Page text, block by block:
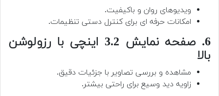
ویدیوهای روان و باکیفیت.
امکانات حرفه ای برای کنترل دستی تنظیمات.
6. صفحه نمایش 3.2 اینچی با رزولوشن
بالا
مشاهده و بررسی تصاویر با جزئیات دقیق.
زاویه دید وسیع برای راحتی بیشتر.